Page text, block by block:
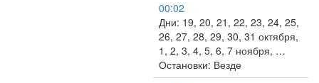
00:02
Дни: 19, 20, 21, 22, 23, 24, 25,
26, 27, 28, 29, 30, 31 октября,
1, 2, 3, 4, 5, 6, 7 ноября, …
Остановки: Везде